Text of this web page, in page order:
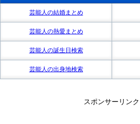
芸能人の結婚まとめ
芸能人の熱愛まとめ
芸能人の誕生日検索
芸能人の出身地検索
スポンサーリンク